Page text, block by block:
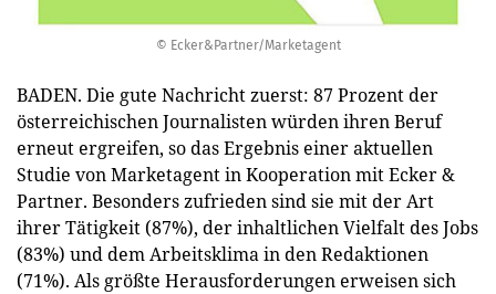
© Ecker&Partner/Marketagent
BADEN. Die gute Nachricht zuerst: 87 Prozent der
österreichischen Journalisten würden ihren Beruf
erneut ergreifen, so das Ergebnis einer aktuellen
Studie von Marketagent in Kooperation mit Ecker &
Partner. Besonders zufrieden sind sie mit der Art
ihrer Tätigkeit (87%), der inhaltlichen Vielfalt des Jobs
(83%) und dem Arbeitsklima in den Redaktionen
(71%). Als größte Herausforderungen erweisen sich